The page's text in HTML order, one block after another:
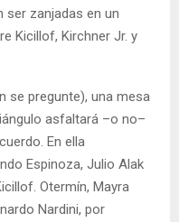
ser zanjadas en un
Kicillof, Kirchner Jr. y
se pregunte), una mesa
asfaltará –o no–
En ella
Espinoza, Julio Alak
Otermín, Mayra
Nardini, por